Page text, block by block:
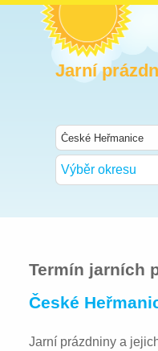
Jarní
Výběr okresu
Termín jarních
České
Jarní prázdniny a